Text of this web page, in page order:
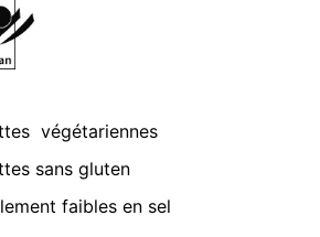
végétariennes
sans gluten
faibles en sel